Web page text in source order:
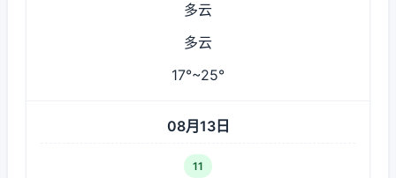
多云
多云
17°~25°
08月13日
11